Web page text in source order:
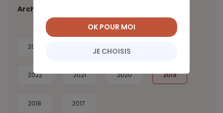
Archives
2026
2022 2021 2020 2019
2018 2017
JE CHOISIS
OK POUR MOI